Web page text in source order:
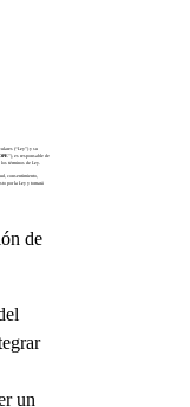
(“Ley”) y su
”), es responsable de
los términos de Ley.
consentimiento,
por la Ley y tomará
de
un